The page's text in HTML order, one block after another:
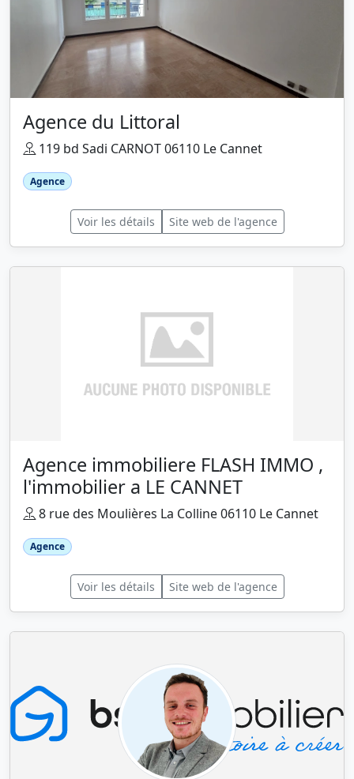
Agence du Littoral
119 bd Sadi CARNOT 06110 Le Cannet
Agence
Voir les détails Site web de l'agence
Agence immobiliere FLASH IMMO ,
l'immobilier a LE CANNET
8 rue des Moulières La Colline 06110 Le Cannet
Agence
Voir les détails Site web de l'agence